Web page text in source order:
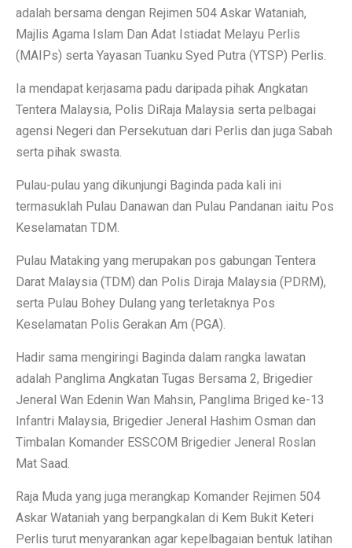
adalah bersama dengan Rejimen 504 Askar Wataniah,
Majlis Agama Islam Dan Adat Istiadat Melayu Perlis
(MAIPs) serta Yayasan Tuanku Syed Putra (YTSP) Perlis.
Ia mendapat kerjasama padu daripada pihak Angkatan
Tentera Malaysia, Polis DiRaja Malaysia serta pelbagai
agensi Negeri dan Persekutuan dari Perlis dan juga Sabah
serta pihak swasta.
Pulau-pulau yang dikunjungi Baginda pada kali ini
termasuklah Pulau Danawan dan Pulau Pandanan iaitu Pos
Keselamatan TDM.
Pulau Mataking yang merupakan pos gabungan Tentera
Darat Malaysia (TDM) dan Polis Diraja Malaysia (PDRM),
serta Pulau Bohey Dulang yang terletaknya Pos
Keselamatan Polis Gerakan Am (PGA).
Hadir sama mengiringi Baginda dalam rangka lawatan
adalah Panglima Angkatan Tugas Bersama 2, Brigedier
Jeneral Wan Edenin Wan Mahsin, Panglima Briged ke-13
Infantri Malaysia, Brigedier Jeneral Hashim Osman dan
Timbalan Komander ESSCOM Brigedier Jeneral Roslan
Mat Saad.
Raja Muda yang juga merangkap Komander Rejimen 504
Askar Wataniah yang berpangkalan di Kem Bukit Keteri
Perlis turut menyarankan agar kepelbagaian bentuk latihan